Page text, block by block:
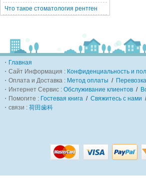
Что такое стоматология рентген
・ Главная
・Сайт Информация : Конфиденциальность и
・Оплата и Доставка : Метод оплаты /
・Интернет Сервис : Обслуживание клиентов /
・Помогите : Гостевая книга / Свяжитесь с нами
・связи : 荷田歯科